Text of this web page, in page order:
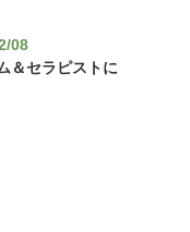
08
＆セラピストに